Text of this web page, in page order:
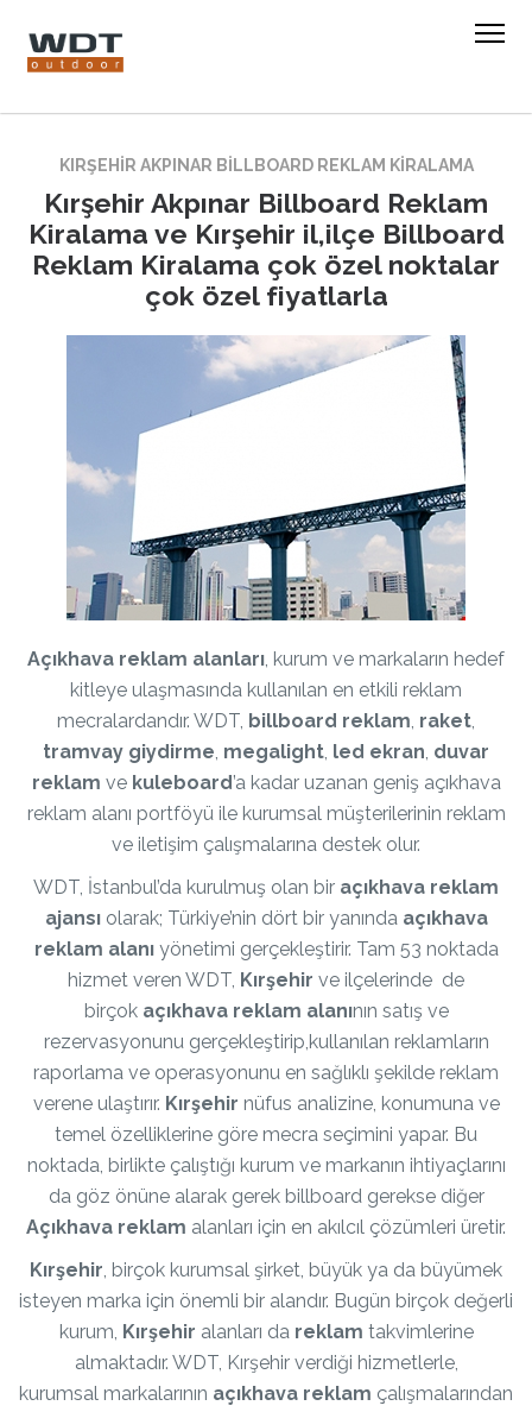
KIRŞEHIR AKPINAR BILLBOARD REKLAM KIRALAMA
Kırşehir Akpınar Billboard Reklam
Kiralama ve Kırşehir il,ilçe Billboard
Reklam Kiralama çok özel noktalar
çok özel fiyatlarla
Açıkhava reklam alanları, kurum ve markaların hedef
kitleye ulaşmasında kullanılan en etkili reklam
mecralardandır. WDT, billboard reklam, raket,
tramvay giydirme, megalight, led ekran, duvar
reklam ve kuleboard’a kadar uzanan geniş açıkhava
reklam alanı portföyü ile kurumsal müşterilerinin reklam
ve iletişim çalışmalarına destek olur.
WDT, İstanbul’da kurulmuş olan bir açıkhava reklam
ajansıolarak; Türkiye’nin dört bir yanında açıkhava
reklam alanıyönetimi gerçekleştirir. Tam 53 noktada
hizmet veren WDT, Kırşehir ve ilçelerinde de
birçok açıkhava reklam alanının satış ve
rezervasyonunu gerçekleştirip,kullanılan reklamların
raporlama ve operasyonunu en sağlıklı şekilde reklam
verene ulaştırır. Kırşehir nüfus analizine, konumuna ve
temel özelliklerine göre mecra seçimini yapar. Bu
noktada, birlikte çalıştığı kurum ve markanın ihtiyaçlarını
da göz önüne alarak gerek billboard gerekse diğer
Açıkhava reklam alanları için en akılcıl çözümleri üretir.
Kırşehir, birçok kurumsal şirket, büyük ya da büyümek
isteyen marka için önemli bir alandır. Bugün birçok değerli
kurum, Kırşehir alanları da reklam takvimlerine
almaktadır. WDT, Kırşehir verdiği hizmetlerle,
kurumsal markalarının açıkhava reklam çalışmalarından